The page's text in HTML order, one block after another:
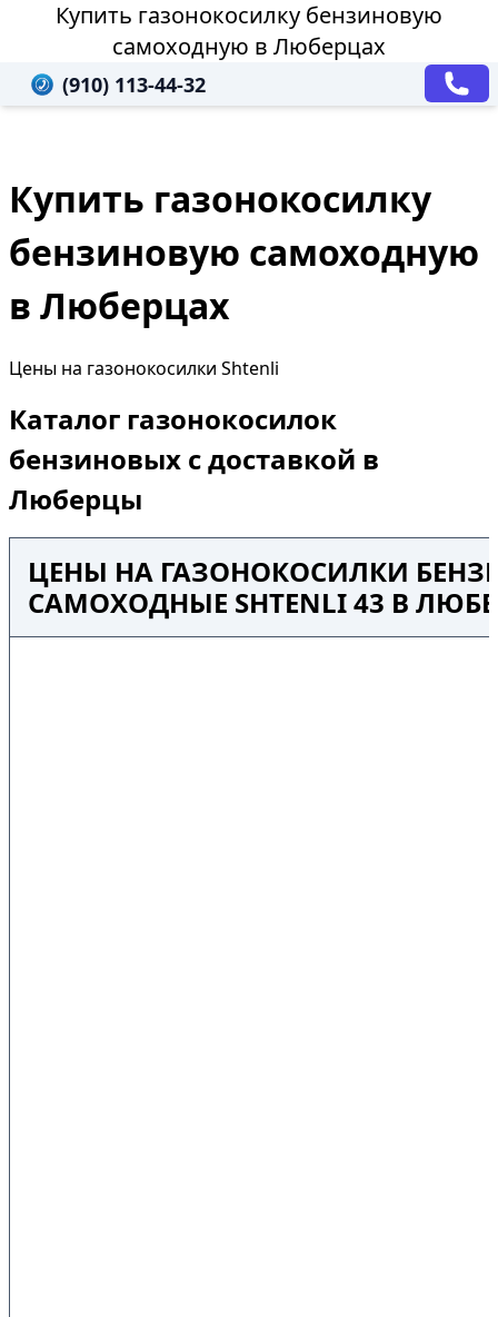
Купить газонокосилку бензиновую
самоходную в Люберцах
(910) 113-44-32
Купить газонокосилку
бензиновую самоходную
в Люберцах
Цены на газонокосилки Shtenli
Каталог газонокосилок
бензиновых с доставкой в
Люберцы
ЦЕНЫ НА ГАЗОНОКОСИЛКИ
САМОХОДНЫЕ SHTENLI 43 В